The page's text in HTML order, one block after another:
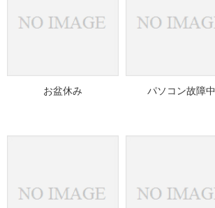
お盆休み パソコン故障中